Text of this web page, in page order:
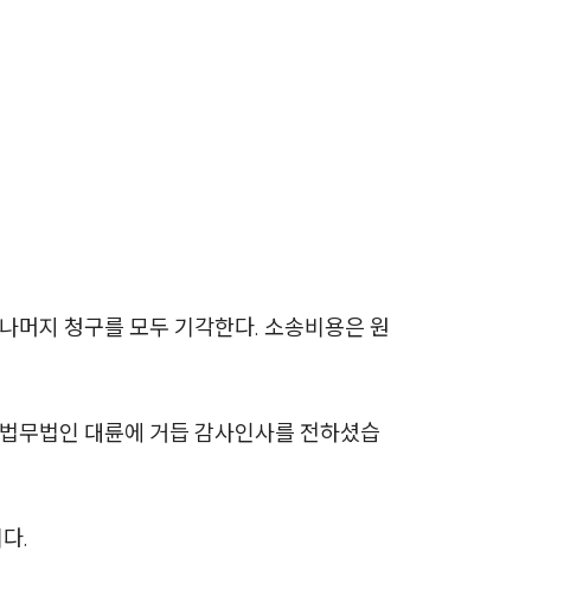
전체
상간자위자료계산기
머지 청구를 모두 기각한다. 소송비용은 원
무법인 대륜에 거듭 감사인사를 전하셨습
.